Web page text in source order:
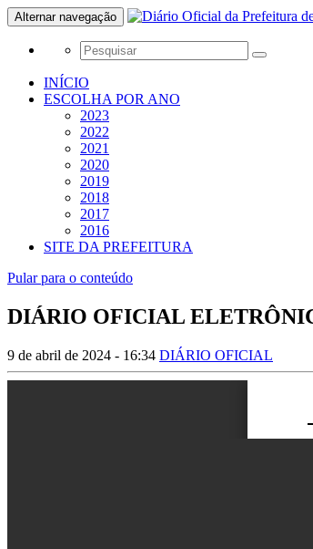
Alternar navegação
INÍCIO
ESCOLHA POR ANO
2023
2022
2021
2020
2019
2018
2017
2016
SITE DA PREFEITURA
Pular para o conteúdo
DIÁRIO OFICIAL
9 de abril de 2024 - 16:34 DIÁRIO OFICIAL